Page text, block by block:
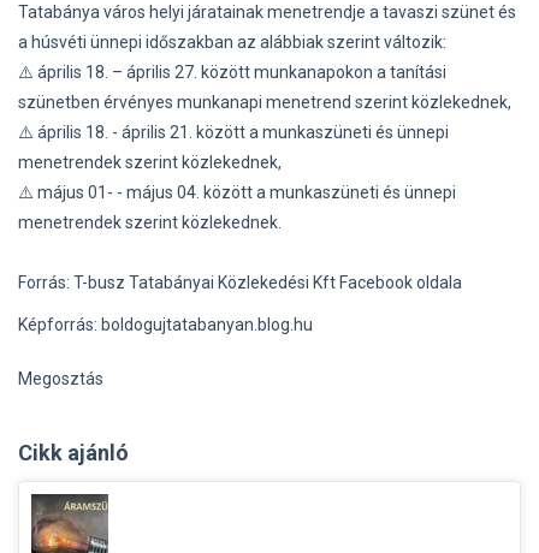
Tatabánya város helyi járatainak menetrendje a tavaszi szünet és
a húsvéti ünnepi időszakban az alábbiak szerint változik:
⚠️ április 18. – április 27. között munkanapokon a tanítási
szünetben érvényes munkanapi menetrend szerint közlekednek,
⚠️ április 18. - április 21. között a munkaszüneti és ünnepi
menetrendek szerint közlekednek,
⚠️ május 01- - május 04. között a munkaszüneti és ünnepi
menetrendek szerint közlekednek.
Forrás: T-busz Tatabányai Közlekedési Kft Facebook oldala
Képforrás: boldogujtatabanyan.blog.hu
Megosztás
Cikk ajánló